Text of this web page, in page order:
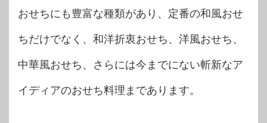
おせちにも豊富な種類があり、定番の和風おせ
ちだけでなく、和洋折衷おせち、洋風おせち、
中華風おせち、さらには今までにない斬新なア
イディアのおせち料理まであります。